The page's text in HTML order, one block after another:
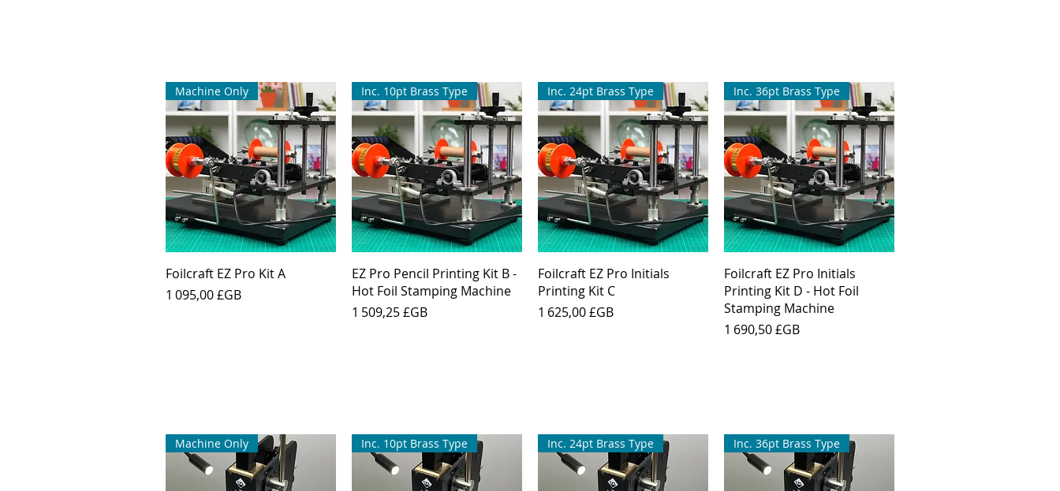
Aperçu rapide
Machine Only
Foilcraft EZ Pro Kit A
Prix
1 095,00 £GB
Aperçu rapide
Inc. 10pt Brass Type
EZ Pro Pencil Printing Kit B -
Hot Foil Stamping Machine
Prix
1 509,25 £GB
Aperçu rapide
Inc. 24pt Brass Type
Foilcraft EZ Pro Initials
Printing Kit C
Prix
1 625,00 £GB
Aperçu rapide
Inc. 36pt Brass Type
Foilcraft EZ Pro Initials
Printing Kit D - Hot Foil
Stamping Machine
Prix
1 690,50 £GB
Machine Only Inc. 10pt Brass Type Inc. 24pt Brass Type Inc. 36pt Brass Type